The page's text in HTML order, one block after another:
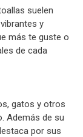
suelen
y
más te guste o
de cada
gatos y otros
Además de su
por sus